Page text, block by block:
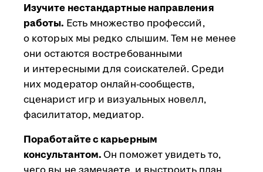
Изучите нестандартные направления
работы. Есть множество профессий,
о которых мы редко слышим. Тем не менее
они остаются востребованными
и интересными для соискателей. Среди
них модератор онлайн-сообществ,
сценарист игр и визуальных новелл,
фасилитатор, медиатор.
Поработайте с карьерным
консультантом. Он поможет увидеть то,